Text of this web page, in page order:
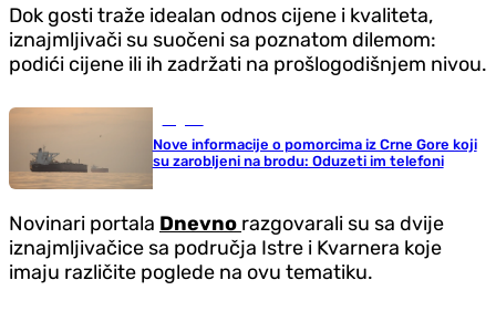
Dok gosti traže idealan odnos cijene i kvaliteta,
iznajmljivači su suočeni sa poznatom dilemom:
podići cijene ili ih zadržati na prošlogodišnjem nivou.
Nove informacije o pomorcima iz Crne Gore koji
su zarobljeni na brodu: Oduzeti im telefoni
Novinari portala Dnevno razgovarali su sa dvije
iznajmljivačice sa područja Istre i Kvarnera koje
imaju različite poglede na ovu tematiku.